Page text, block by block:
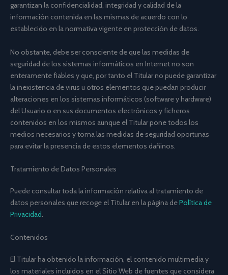
garantizan la confidencialidad, integridad y calidad de la
información contenida en las mismas de acuerdo con lo
establecido en la normativa vigente en protección de datos.
No obstante, debe ser consciente de que las medidas de
seguridad de los sistemas informáticos en Internet no son
enteramente fiables y que, por tanto el Titular no puede garantizar
la inexistencia de virus u otros elementos que puedan producir
alteraciones en los sistemas informáticos (software y hardware)
del Usuario o en sus documentos electrónicos y ficheros
contenidos en los mismos aunque el Titular pone todos los
medios necesarios y toma las medidas de seguridad oportunas
para evitar la presencia de estos elementos dañinos.
Tratamiento de Datos Personales
Puede consultar toda la información relativa al tratamiento de
datos personales que recoge el Titular en la página dePolítica de
Privacidad.
Contenidos
El Titular ha obtenido la información, el contenido multimedia y
los materiales incluidos en el Sitio Web de fuentes que considera